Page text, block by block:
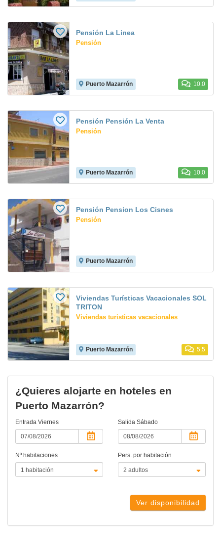
Pensión La Linea
Pensión
Puerto Mazarrón 10.0
Pensión Pensión La Venta
Pensión
Puerto Mazarrón 10.0
Pensión Pension Los Cisnes
Pensión
Puerto Mazarrón
Viviendas Turísticas Vacacionales SOL
TRITON
Viviendas turisticas vacacionales
Puerto Mazarrón 5.5
¿Quieres alojarte en hoteles en
Puerto Mazarrón?
Entrada Viernes Salida Sábado
Nº habitaciones Pers. por habitación
Ver disponibilidad